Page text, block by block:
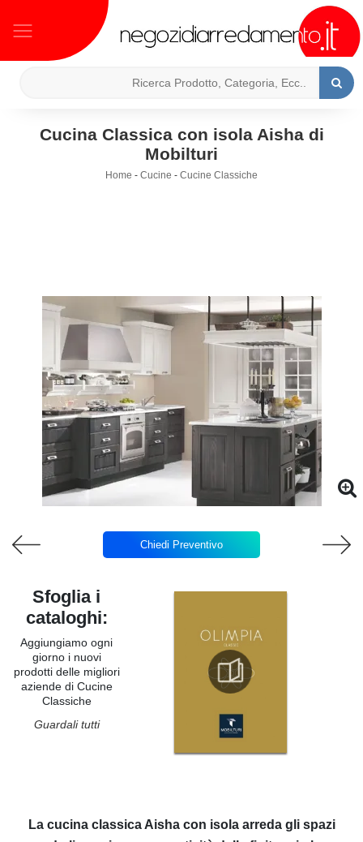
Cucina Classica con isola Aisha di
Mobilturi
Home - Cucine - Cucine Classiche
Chiedi Preventivo
La cucina classica Aisha con isola arreda gli spazi
Sfoglia i
cataloghi:
Aggiungiamo ogni
giorno i nuovi
prodotti delle migliori
aziende di Cucine
Classiche
Guardali tutti